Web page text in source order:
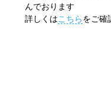
んでおります
詳しくはこちらをご確